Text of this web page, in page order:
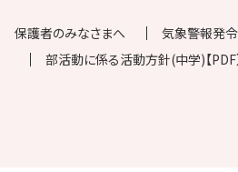
保護者のみなさまへ 気象警報発
部活動に係る活動方針(中学)【PDF